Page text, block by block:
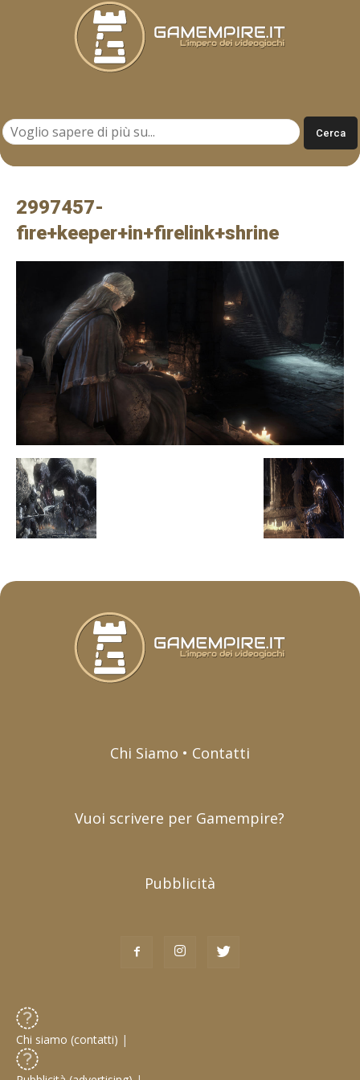
2997457-
fire+keeper+in+firelink+shrine
Chi Siamo • Contatti
Vuoi scrivere per Gamempire?
Pubblicità
Chi siamo (contatti) |